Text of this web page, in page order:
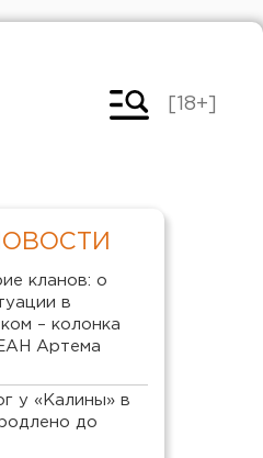
[18+]
кланов: о
в
– колонка
Артема
у «Калины» в
до